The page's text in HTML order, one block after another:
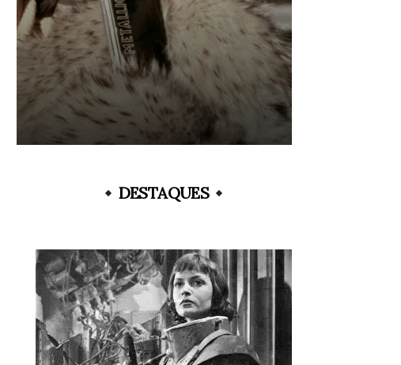
DESTAQUES